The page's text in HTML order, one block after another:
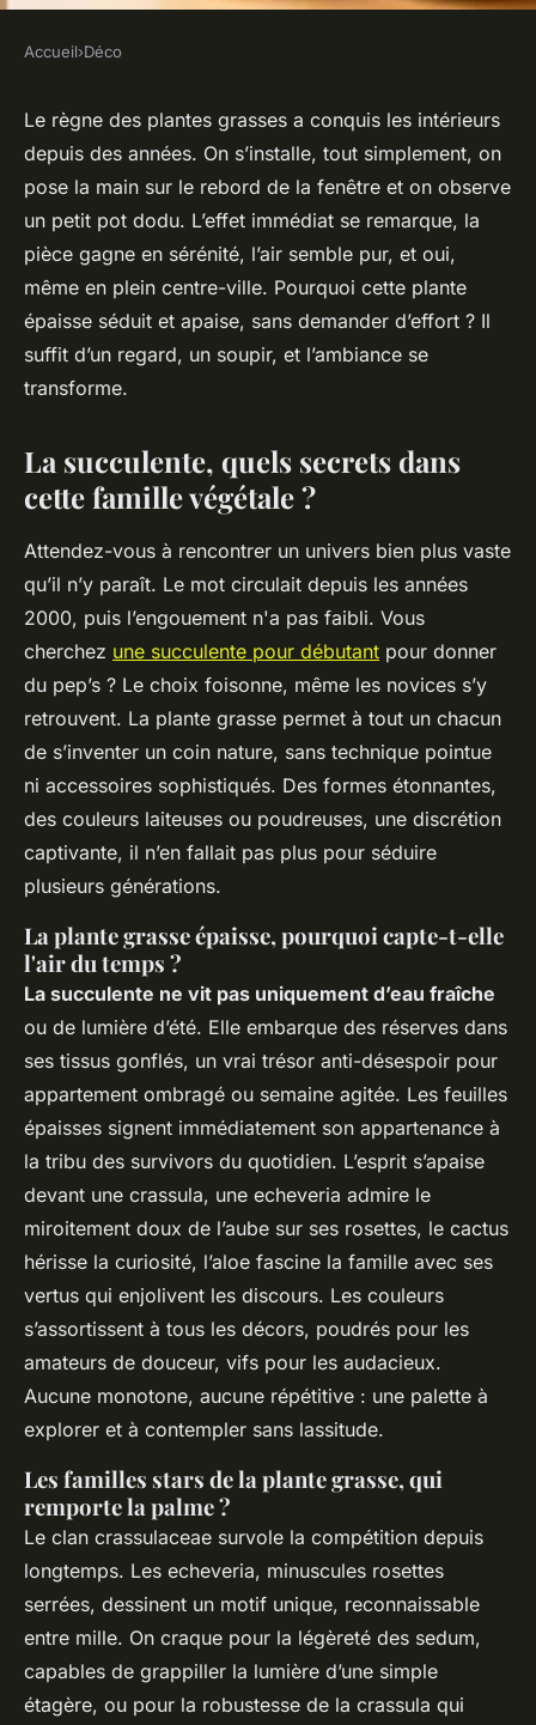
La succulente : la plante facile
pour une déco et un bien-être
naturels
Salomé•13 janvier 2026•9 min de lecture
Accueil›Déco
Le règne des plantes grasses a conquis les intérieurs
depuis des années. On s’installe, tout simplement, on
pose la main sur le rebord de la fenêtre et on observe
un petit pot dodu. L’effet immédiat se remarque, la
pièce gagne en sérénité, l’air semble pur, et oui,
même en plein centre-ville. Pourquoi cette plante
épaisse séduit et apaise, sans demander d’effort ? Il
suffit d’un regard, un soupir, et l’ambiance se
transforme.
La succulente, quels secrets dans
cette famille végétale ?
Attendez-vous à rencontrer un univers bien plus vaste
qu’il n’y paraît. Le mot circulait depuis les années
2000, puis l’engouement n'a pas faibli. Vous
cherchez une succulente pour débutant pour donner
du pep’s ? Le choix foisonne, même les novices s’y
retrouvent. La plante grasse permet à tout un chacun
de s’inventer un coin nature, sans technique pointue
ni accessoires sophistiqués. Des formes étonnantes,
des couleurs laiteuses ou poudreuses, une discrétion
captivante, il n’en fallait pas plus pour séduire
plusieurs générations.
La plante grasse épaisse, pourquoi capte-t-elle
l'air du temps ?
La succulente ne vit pas uniquement d’eau fraîche
ou de lumière d’été. Elle embarque des réserves dans
ses tissus gonflés, un vrai trésor anti-désespoir pour
appartement ombragé ou semaine agitée. Les feuilles
épaisses signent immédiatement son appartenance à
la tribu des survivors du quotidien. L’esprit s’apaise
devant une crassula, une echeveria admire le
miroitement doux de l’aube sur ses rosettes, le cactus
hérisse la curiosité, l’aloe fascine la famille avec ses
vertus qui enjolivent les discours. Les couleurs
s’assortissent à tous les décors, poudrés pour les
amateurs de douceur, vifs pour les audacieux.
Aucune monotone, aucune répétitive : une palette à
explorer et à contempler sans lassitude.
Les familles stars de la plante grasse, qui
remporte la palme ?
Le clan crassulaceae survole la compétition depuis
longtemps. Les echeveria, minuscules rosettes
serrées, dessinent un motif unique, reconnaissable
entre mille. On craque pour la légèreté des sedum,
capables de grappiller la lumière d’une simple
étagère, ou pour la robustesse de la crassula qui